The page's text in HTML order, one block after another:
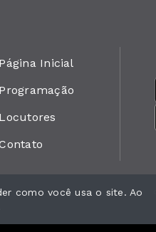
Página Inicial
Programação
Locutores
como você usa o site. Ao